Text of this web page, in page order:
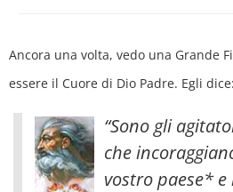
Ancora una volta, vedo una Grande
essere il Cuore di Dio Padre. Egli dice:
“Sono gli
che
vostro paese*